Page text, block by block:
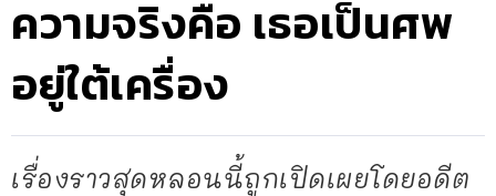
ความจริงคือ เธอเป็นศพ
อยู่ใต้เครื่อง
เรื่องราวสุดหลอนนี้ถูกเปิดเผยโดยอดีต